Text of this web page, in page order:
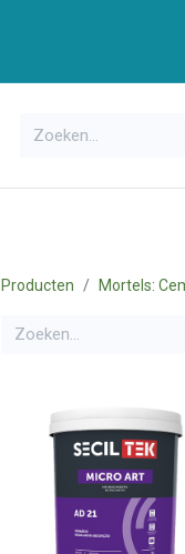
Producten Mortels: